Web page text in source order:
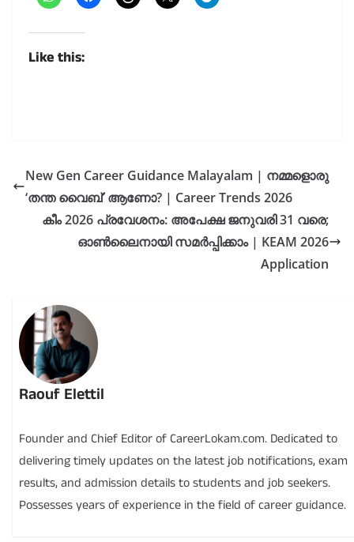
Like this:
New Gen Career Guidance Malayalam | നമ്മളൊരു
‘തന്ത വൈബ്’ ആണോ? | Career Trends 2026
കീം 2026 പ്രവേശനം: അപേക്ഷ ജനുവരി 31 വരെ;
ഓൺലൈനായി സമർപ്പിക്കാം | KEAM 2026
Application
Raouf Elettil
Founder and Chief Editor of CareerLokam.com. Dedicated to
delivering timely updates on the latest job notifications, exam
results, and admission details to students and job seekers.
Possesses years of experience in the field of career guidance.